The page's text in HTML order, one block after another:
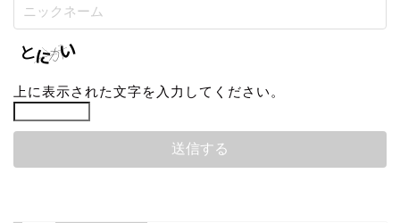
上に表示された文字を入力してください。